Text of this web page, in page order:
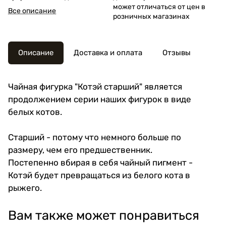
Все описание
может отличаться от цен в
розничных магазинах
Описание Доставка и оплата Отзывы
Чайная фигурка "Котэй старший" является
продолжением серии наших фигурок в виде
белых котов.
Старший - потому что немного больше по
размеру, чем его предшественник.
Постепенно вбирая в себя чайный пигмент -
Котэй будет превращаться из белого кота в
рыжего.
Вам также может понравиться